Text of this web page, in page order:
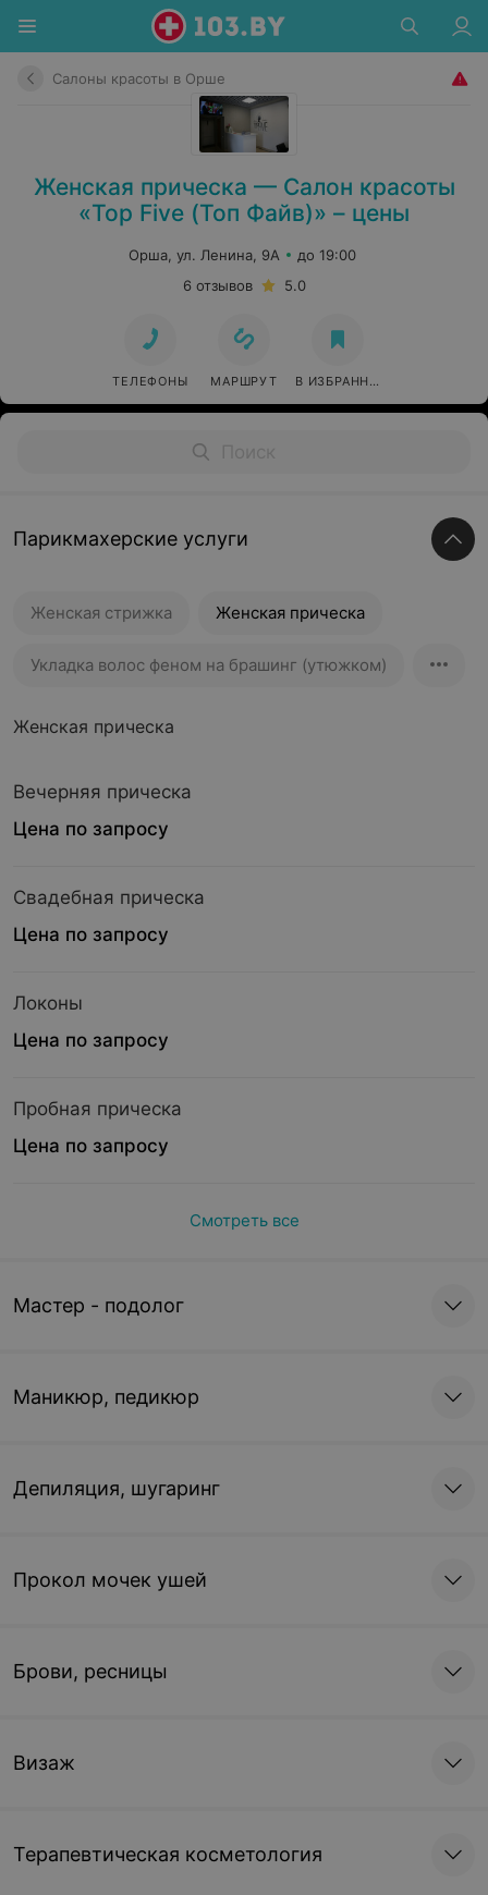
Салоны красоты в Орше
Женская прическа — Салон красоты
«Top Five (Топ Файв)» – цены
Орша, ул. Ленина, 9А
до 19:00
6 отзывов
5.0
ТЕЛЕФОНЫ МАРШРУТ В ИЗБРАННОЕ
Парикмахерские услуги
Женская стрижка Женская прическа
Укладка волос феном на брашинг (утюжком)
Женская прическа
Вечерняя прическа
Цена по запросу
Свадебная прическа
Цена по запросу
Локоны
Цена по запросу
Пробная прическа
Цена по запросу
Смотреть все
Мастер - подолог
Маникюр, педикюр
Депиляция, шугаринг
Прокол мочек ушей
Брови, ресницы
Визаж
Терапевтическая косметология